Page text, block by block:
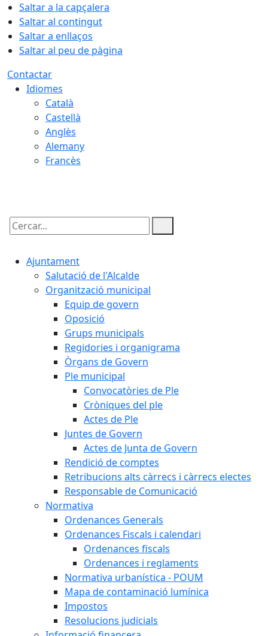
Saltar a la capçalera
Saltar al contingut
Saltar a enllaços
Saltar al peu de pàgina
Contactar
Idiomes
Català
Castellà
Anglès
Alemany
Francès
Cercar:
Ajuntament
Salutació de l'Alcalde
Organització municipal
Equip de govern
Oposició
Grups municipals
Regidories i organigrama
Òrgans de Govern
Ple municipal
Convocatòries de Ple
Cròniques del ple
Actes de Ple
Juntes de Govern
Actes de Junta de Govern
Rendició de comptes
Retribucions alts càrrecs i càrrecs electes
Responsable de Comunicació
Normativa
Ordenances Generals
Ordenances Fiscals i calendari
Ordenances fiscals
Ordenances i reglaments
Normativa urbanística - POUM
Mapa de contaminació lumínica
Impostos
Resolucions judicials